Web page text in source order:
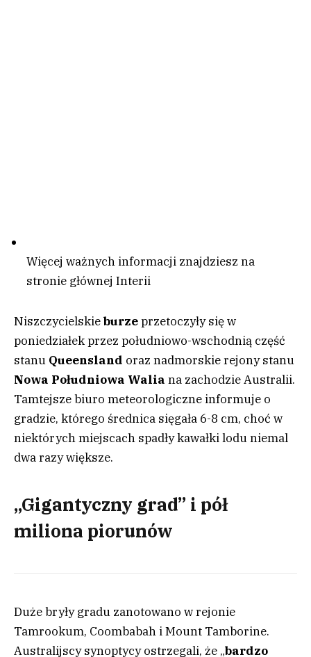
Więcej ważnych informacji znajdziesz na
stronie głównej Interii
Niszczycielskieburzeprzetoczyły się w
poniedziałek przez południowo-wschodnią część
stanu Queensland oraz nadmorskie rejony stanu
Nowa Południowa Walia na zachodzie Australii.
Tamtejsze biuro meteorologiczne informuje o
gradzie, którego średnica sięgała 6-8 cm, choć w
niektórych miejscach spadły kawałki lodu niemal
dwa razy większe.
„Gigantyczny grad” i pół
miliona piorunów
Duże bryły gradu zanotowano w rejonie
Tamrookum, Coombabah i Mount Tamborine.
Australijscy synoptycy ostrzegali, że „bardzo